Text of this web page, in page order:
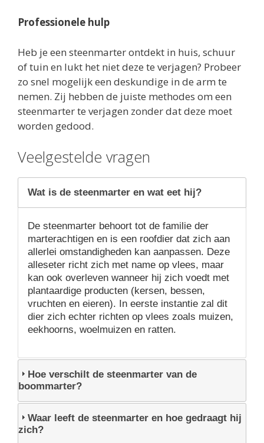
Professionele hulp
Heb je een steenmarter ontdekt in huis, schuur
of tuin en lukt het niet deze te verjagen? Probeer
zo snel mogelijk een deskundige in de arm te
nemen. Zij hebben de juiste methodes om een
steenmarter te verjagen zonder dat deze moet
worden gedood.
Veelgestelde vragen
Wat is de steenmarter en wat eet hij?
De steenmarter behoort tot de familie der
marterachtigen en is een roofdier dat zich aan
allerlei omstandigheden kan aanpassen. Deze
alleseter richt zich met name op vlees, maar
kan ook overleven wanneer hij zich voedt met
plantaardige producten (kersen, bessen,
vruchten en eieren). In eerste instantie zal dit
dier zich echter richten op vlees zoals muizen,
eekhoorns, woelmuizen en ratten.
Hoe verschilt de steenmarter van de
boommarter?
Waar leeft de steenmarter en hoe gedraagt hij
zich?